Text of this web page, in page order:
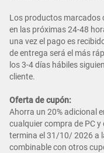
Los productos marcados
en las próximas 24-48
una vez el pago es
de entrega será el más
los 3-4 días hábiles
cliente.
Oferta de cupón:
Ahorra un 20% adicional
cualquier compra de PC
termina el 31/10/ 2026 a
combinable con otros